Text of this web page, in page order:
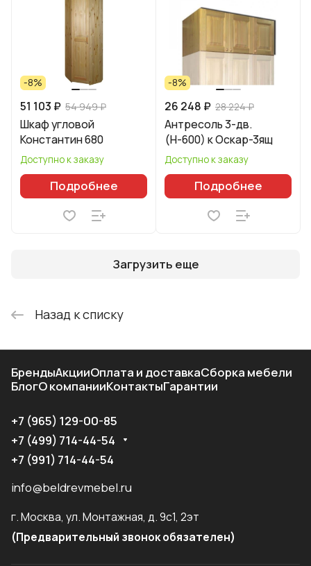
-8%
51 103 ₽ 54 949 ₽
Шкаф угловой
Константин 680
Доступно к заказу
Подробнее
-8%
26 248 ₽ 28 224 ₽
Антресоль 3-дв.
(Н-600) к Оскар-3ящ
Доступно к заказу
Подробнее
Загрузить еще
Назад к списку
БрендыАкцииОплата и доставкаСборка мебели
БлогО компанииКонтактыГарантии
+7 (965) 129-00-85
+7 (499) 714-44-54
+7 (991) 714-44-54
info@beldrevmebel.ru
г. Москва, ул. Монтажная, д. 9с1, 2эт
(Предварительный звонок обязателен)